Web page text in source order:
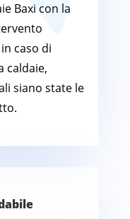
Baxi con la
caso di
caldaie,
siano state le